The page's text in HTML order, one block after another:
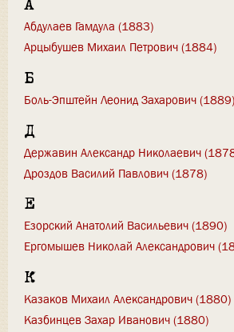
А
Абдулаев Гамдула (1883)
Арцыбушев Михаил Петрович (1884)
Б
Боль-Эпштейн Леонид Захарович (1889)
Д
Державин Александр Николаевич
Дроздов Василий Павлович (1878)
Е
Езорский Анатолий Васильевич (1890)
Ергомышев Николай Александрович
К
Казаков Михаил Александрович (1880)
Казбинцев Захар Иванович (1880)